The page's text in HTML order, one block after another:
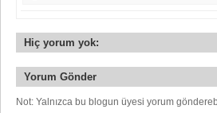
Hiç yorum yok:
Yorum Gönder
Not: Yalnızca bu blogun üyesi yorum